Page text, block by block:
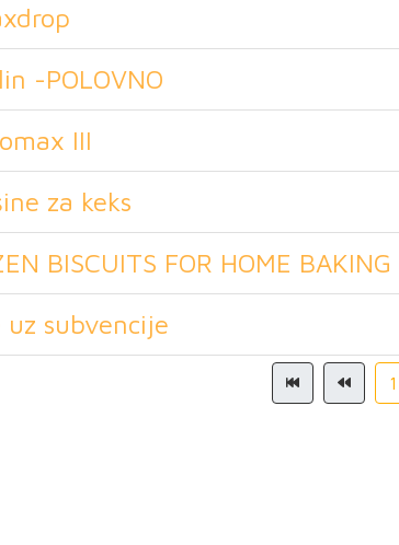
-POLOVNO
III
za keks
BISCUITS FOR HOME BAKING
uz subvencije
1